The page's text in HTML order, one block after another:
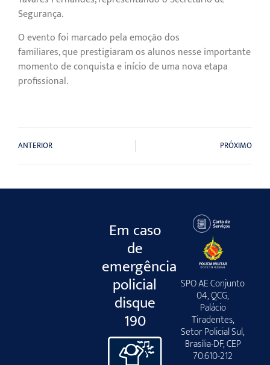
Segurança.
O evento foi marcado pela emoção dos
familiares, que prestigiaram os alunos nesse importante
momento de conquista e início de uma nova etapa
profissional.
ANTERIOR PRÓXIMO
Em caso
de
emergência
policial
disque
190
SPO AE Conjunto
04, QCG,
Palácio
Tiradentes,
Setor Policial Sul,
Brasília-DF, CEP
70.610-212